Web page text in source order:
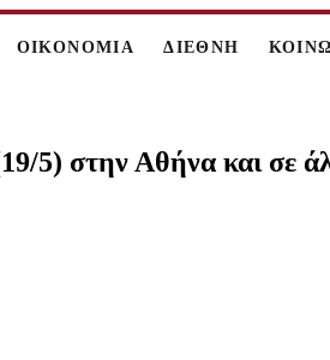
ΟΙΚΟΝΟΜΙΑ ΔΙΕΘΝΗ
στην Αθήνα και σε